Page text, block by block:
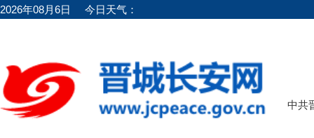
2026年08月6日 今日天气：
中共